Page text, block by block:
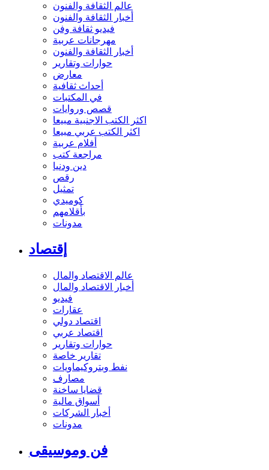
عالم الثقافة والفنون
أخبار الثقافة والفنون
فيديو ثقافة وفن
مهرجانات عربية
أخبار الثقافة والفنون
حوارات وتقارير
معارض
أحداث ثقافية
في المكتبات
قصص وروايات
اكثر الكتب الاجنبية مبيعا
اكثر الكتب عربي مبيعا
أفلام عربية
مراجعة كتب
دين ودنيا
رقص
تمثيل
كوميدي
بأقلامهم
مدونات
إقتصاد
عالم الاقتصاد والمال
أخبار الاقتصاد والمال
فيديو
عقارات
اقتصاد دولي
اقتصاد عربي
حوارات وتقارير
تقارير خاصة
نفط وبتروكيماويات
مصارف
قضايا ساخنة
أسواق مالية
أخبار الشركات
مدونات
فن وموسيقى